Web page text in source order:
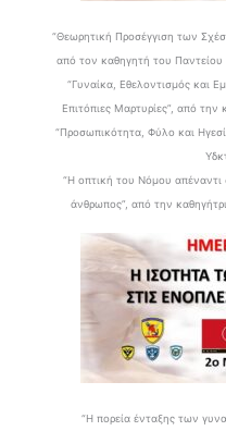
“Θεωρητική Προσέγγιση των
από τον καθηγητή του Παντείου
“Γυναίκα, Εθελοντισμός και
Επιτόπιες Μαρτυρίες”, από την
“Προσωπικότητα, Φύλο και
“Η οπτική του Νόμου
άνθρωπος”, από την
“Η πορεία ένταξης των